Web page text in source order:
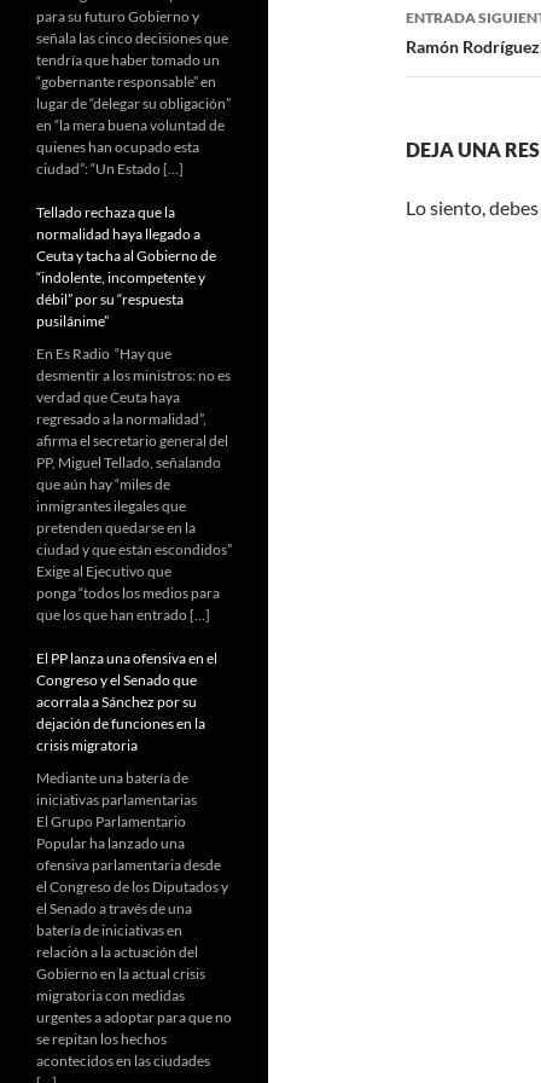
ENTRADA
Ramón
DEJA UNA
Lo siento,
para su futuro Gobierno y
señala las cinco decisiones que
tendría que haber tomado un
“gobernante responsable” en
lugar de “delegar su obligación”
en “la mera buena voluntad de
quienes han ocupado esta
ciudad”: “Un Estado […]
Tellado rechaza que la
normalidad haya llegado a
Ceuta y tacha al Gobierno de
“indolente, incompetente y
débil” por su “respuesta
pusilánime”
En Es Radio “Hay que
desmentir a los ministros: no es
verdad que Ceuta haya
regresado a la normalidad”,
afirma el secretario general del
PP, Miguel Tellado, señalando
que aún hay “miles de
inmigrantes ilegales que
pretenden quedarse en la
ciudad y que están escondidos”
Exige al Ejecutivo que
ponga “todos los medios para
que los que han entrado […]
El PP lanza una ofensiva en el
Congreso y el Senado que
acorrala a Sánchez por su
dejación de funciones en la
crisis migratoria
Mediante una batería de
iniciativas parlamentarias
El Grupo Parlamentario
Popular ha lanzado una
ofensiva parlamentaria desde
el Congreso de los Diputados y
el Senado a través de una
batería de iniciativas en
relación a la actuación del
Gobierno en la actual crisis
migratoria con medidas
urgentes a adoptar para que no
se repitan los hechos
acontecidos en las ciudades